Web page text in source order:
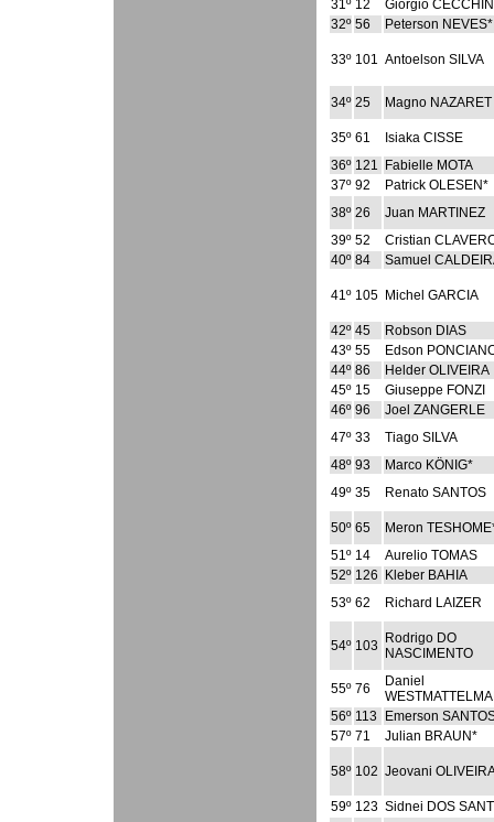
31º 12
Giorgio
32º 56 Peterson NEVES*
33º 101 Antoelson SILVA
34º 25 Magno NAZARET
35º 61
Isiaka CISSE
36º 121
Fabielle MOTA
37º 92
Patrick OLESEN*
38º 26
Juan MARTINEZ
39º 52
Cristian
40º 84 Samuel
41º 105 Michel GARCIA
42º 45
Robson DIAS
43º 55
Edson
44º 86
Helder OLIVEIRA
45º 15
Giuseppe FONZI
46º 96
Joel ZANGERLE
47º 33
Tiago SILVA
48º 93
Marco KÖNIG*
49º 35 Renato SANTOS
50º 65
Meron
51º 14
Aurelio TOMAS
52º 126
Kleber BAHIA
53º 62 Richard LAIZER
54º 103
Rodrigo DO
NASCIMENTO
55º 76
Daniel
56º 113
Emerson
57º 71 Julian BRAUN*
58º 102 Jeovani
59º 123 Sidnei DOS